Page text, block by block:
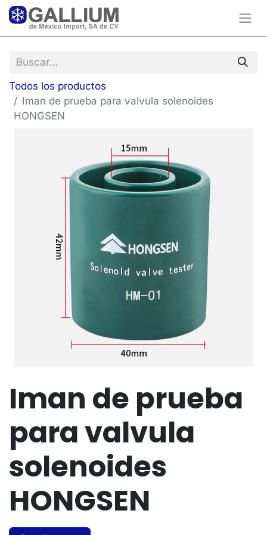
Todos los productos
Iman de prueba para valvula solenoides
HONGSEN
Iman de prueba
para valvula
solenoides
HONGSEN